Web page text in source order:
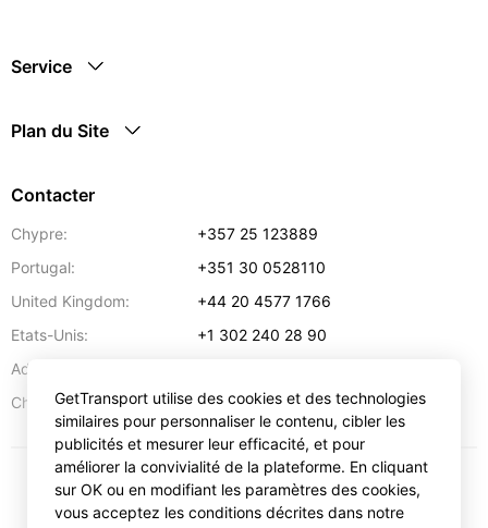
Service
Plan du Site
Contacter
Chypre:
+357 25 123889
Portugal:
+351 30 0528110
United Kingdom:
+44 20 4577 1766
Etats-Unis:
+1 302 240 28 90
Adresse:
Chypre:
57 Spyrou Kyprianou,Larnaca 6051
EUR
GetTransport utilise des cookies et des technologies
similaires pour personnaliser le contenu, cibler les
publicités et mesurer leur efficacité, et pour
améliorer la convivialité de la plateforme. En cliquant
sur OK ou en modifiant les paramètres des cookies,
vous acceptez les conditions décrites dans notre